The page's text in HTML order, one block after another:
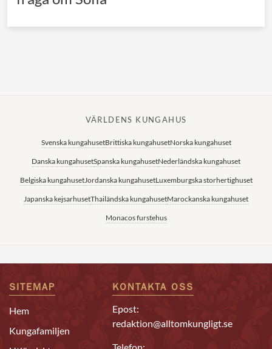
VÄRLDENS KUNGAHUS
Svenska kungahusetBrittiska kungahusetNorska kungahuset
Danska kungahusetSpanska kungahusetNederländska kungahuset
Belgiska kungahusetJordanska kungahusetLuxemburgska storhertighuset
Japanska kejsarhusetThailändska kungahusetMarockanska kungahuset
Monacos furstehus
SITEMAP
Hem
Kungafamiljen
KONTAKTA OSS
Epost:
redaktion@alltomkungligt.se